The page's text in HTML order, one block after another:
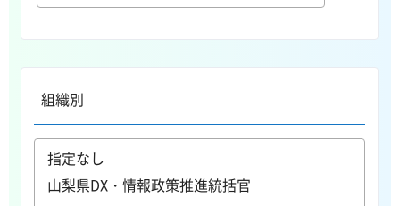
組織別